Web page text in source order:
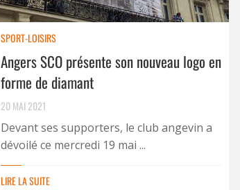
SPORT-LOISIRS
Angers SCO présente son nouveau logo en
forme de diamant
20 MAI 2021
Devant ses supporters, le club angevin a
dévoilé ce mercredi 19 mai ...
LIRE LA SUITE